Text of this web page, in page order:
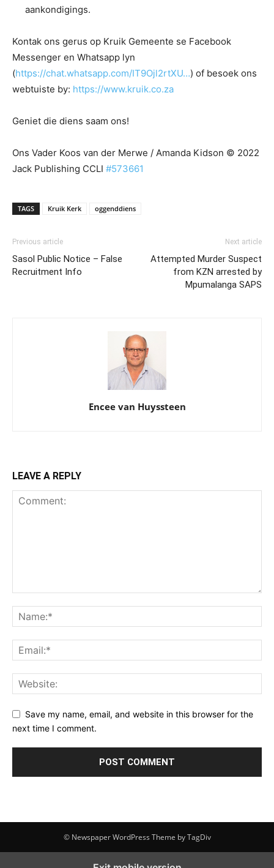
aankondigings.
Kontak ons gerus op Kruik Gemeente se Facebook
Messenger en Whatsapp lyn
(https://chat.whatsapp.com/IT9Ojl2rtXU…) of besoek ons
webtuiste by: https://www.kruik.co.za
Geniet die diens saam ons!
Ons Vader Koos van der Merwe / Amanda Kidson © 2022
Jack Publishing CCLI #573661
TAGS Kruik Kerk oggenddiens
Previous article
Sasol Public Notice – False
Recruitment Info
Next article
Attempted Murder Suspect
from KZN arrested by
Mpumalanga SAPS
Encee van Huyssteen
LEAVE A REPLY
Save my name, email, and website in this browser for the
next time I comment.
© Newspaper WordPress Theme by TagDiv